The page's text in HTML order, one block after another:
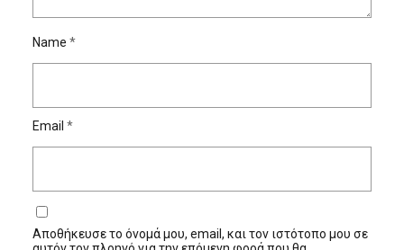
Name *
Email *
Αποθήκευσε το όνομά μου, email, και τον ιστότοπο μου σε